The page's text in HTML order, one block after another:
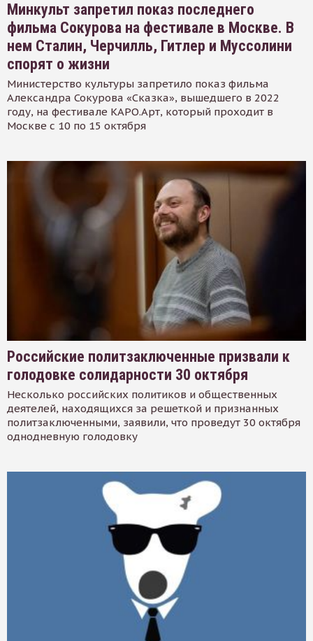
Минкульт запретил показ последнего
фильма Сокурова на фестивале в Москве. В
нем Сталин, Черчилль, Гитлер и Муссолини
спорят о жизни
Министерство культуры запретило показ фильма
Александра Сокурова «Сказка», вышедшего в 2022
году, на фестивале КАРО.Арт, который проходит в
Москве с 10 по 15 октября
Российские политзаключенные призвали к
голодовке солидарности 30 октября
Несколько российских политиков и общественных
деятелей, находящихся за решеткой и признанных
политзаключенными, заявили, что проведут 30 октября
однодневную голодовку